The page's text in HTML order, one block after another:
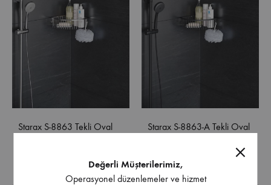
Starax S-8863 Tekli Oval
Starax S-8863-A Tekli Oval
Değerli Müşterilerimiz,
Operasyonel düzenlemeler ve hizmet